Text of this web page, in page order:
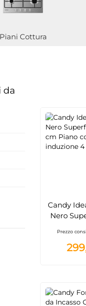
Piani Cottura
Candy
Nero
Prezzo
da